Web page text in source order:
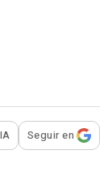
para
IA Seguir en